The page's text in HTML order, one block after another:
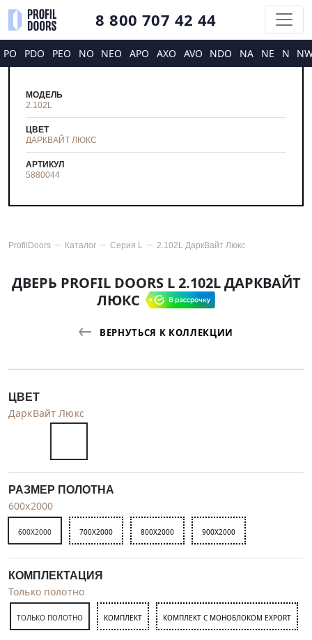
8 800 707 42 44
PO PDO PEO NO NEO APO AXO AVO NDO NA NE N
МОДЕЛЬ
2.102L
ЦВЕТ
ДАРКВАЙТ ЛЮКС
АРТИКУЛ
5880044
ProfilDoors Каталог Серия L 2.102L ДаркВайт Люкс
ДВЕРЬ PROFIL DOORS L 2.102L ДАРКВАЙТ
ЛЮКС
ВЕРНУТЬСЯ К КОЛЛЕКЦИИ
ЦВЕТ
ДаркВайт Люкс
РАЗМЕР ПОЛОТНА
600x2000
600X2000 700X2000 800X2000 900X2000
КОМПЛЕКТАЦИЯ
Только полотно
ТОЛЬКО ПОЛОТНО КОМПЛЕКТ КОМПЛЕКТ С МОНОБЛОКОМ EXPORT